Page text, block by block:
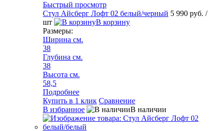
Быстрый просмотр
Стул Айсберг Лофт 02 белый/черный 5 990 руб. /
шт
В корзину
Размеры:
Ширина см.
38
Глубина см.
38
Высота см.
58,5
Подробнее
Купить в 1 клик Сравнение
В избранное
В наличии